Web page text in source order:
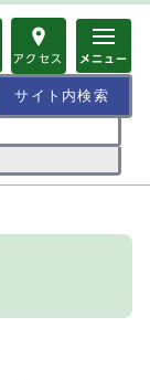
アクセス メニュー